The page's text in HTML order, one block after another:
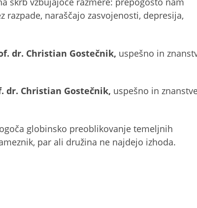
razpade, naraščajo zasvojenosti, depresija,
dr. Christian Gostečnik, uspešno in
dr. Christian Gostečnik, uspešno in
globinsko preoblikovanje temeljnih
par ali družina ne najdejo izhoda.